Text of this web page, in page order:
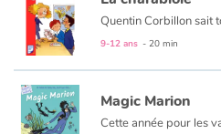
9-12 ans - 20 min
Magic Marion